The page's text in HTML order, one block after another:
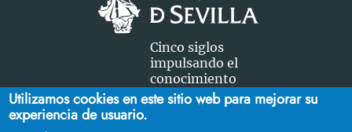
Cinco siglos
impulsando el
conocimiento
FACULTAD DE CIENCIAS DEL TRABAJO
Utilizamos cookies en este sitio web para mejorar su
experiencia de usuario.